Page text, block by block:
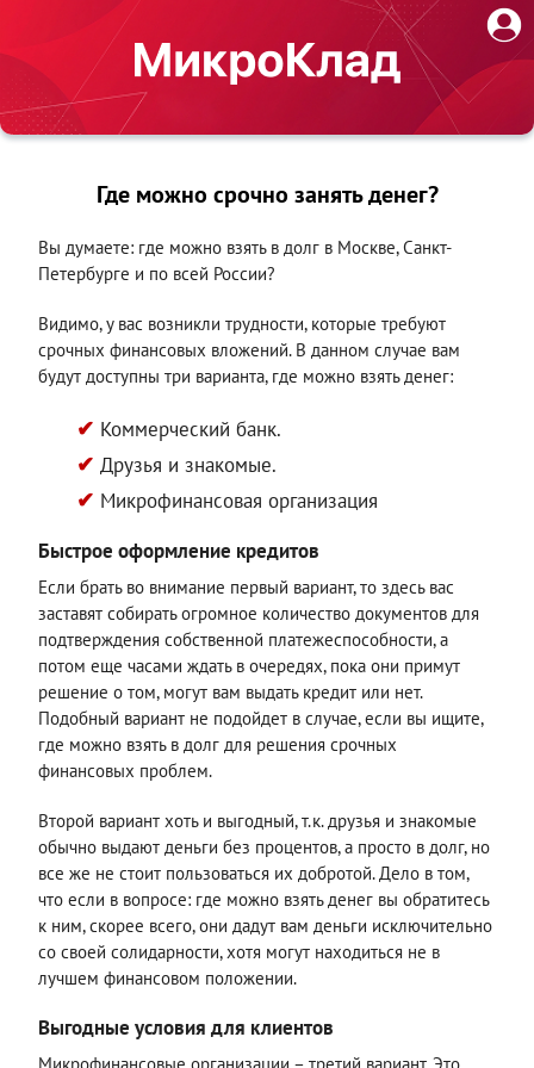
Где можно срочно занять денег?
Вы думаете: где можно взять в долг в Москве, Санкт-
Петербурге и по всей России?
Видимо, у вас возникли трудности, которые требуют
срочных финансовых вложений. В данном случае вам
будут доступны три варианта, где можно взять денег:
Коммерческий банк.
Друзья и знакомые.
Микрофинансовая организация
Быстрое оформление кредитов
Если брать во внимание первый вариант, то здесь вас
заставят собирать огромное количество документов для
подтверждения собственной платежеспособности, а
потом еще часами ждать в очередях, пока они примут
решение о том, могут вам выдать кредит или нет.
Подобный вариант не подойдет в случае, если вы ищите,
где можно взять в долг для решения срочных
финансовых проблем.
Второй вариант хоть и выгодный, т.к. друзья и знакомые
обычно выдают деньги без процентов, а просто в долг, но
все же не стоит пользоваться их добротой. Дело в том,
что если в вопросе: где можно взять денег вы обратитесь
к ним, скорее всего, они дадут вам деньги исключительно
со своей солидарности, хотя могут находиться не в
лучшем финансовом положении.
Выгодные условия для клиентов